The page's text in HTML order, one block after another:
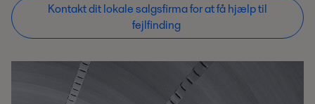
Kontakt dit lokale salgsfirma for at få hjælp til
fejlfinding